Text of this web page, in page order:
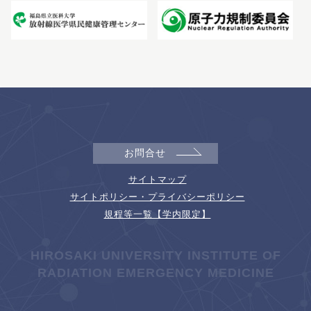
お問合せ
サイトマップ
サイトポリシー・プライバシーポリシー
規程等一覧【学内限定】
HIROSAKI UNIVERSITY INSTITUTE OF
RADIATION EMERGENCY MEDICINE